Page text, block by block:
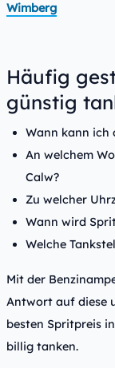
Wimberg
Häufig
günstig
Wann kann ich
An welchem
Calw?
Zu welcher
Wann wird
Welche
Mit der
Antwort auf diese
besten Spritpreis
billig tanken.